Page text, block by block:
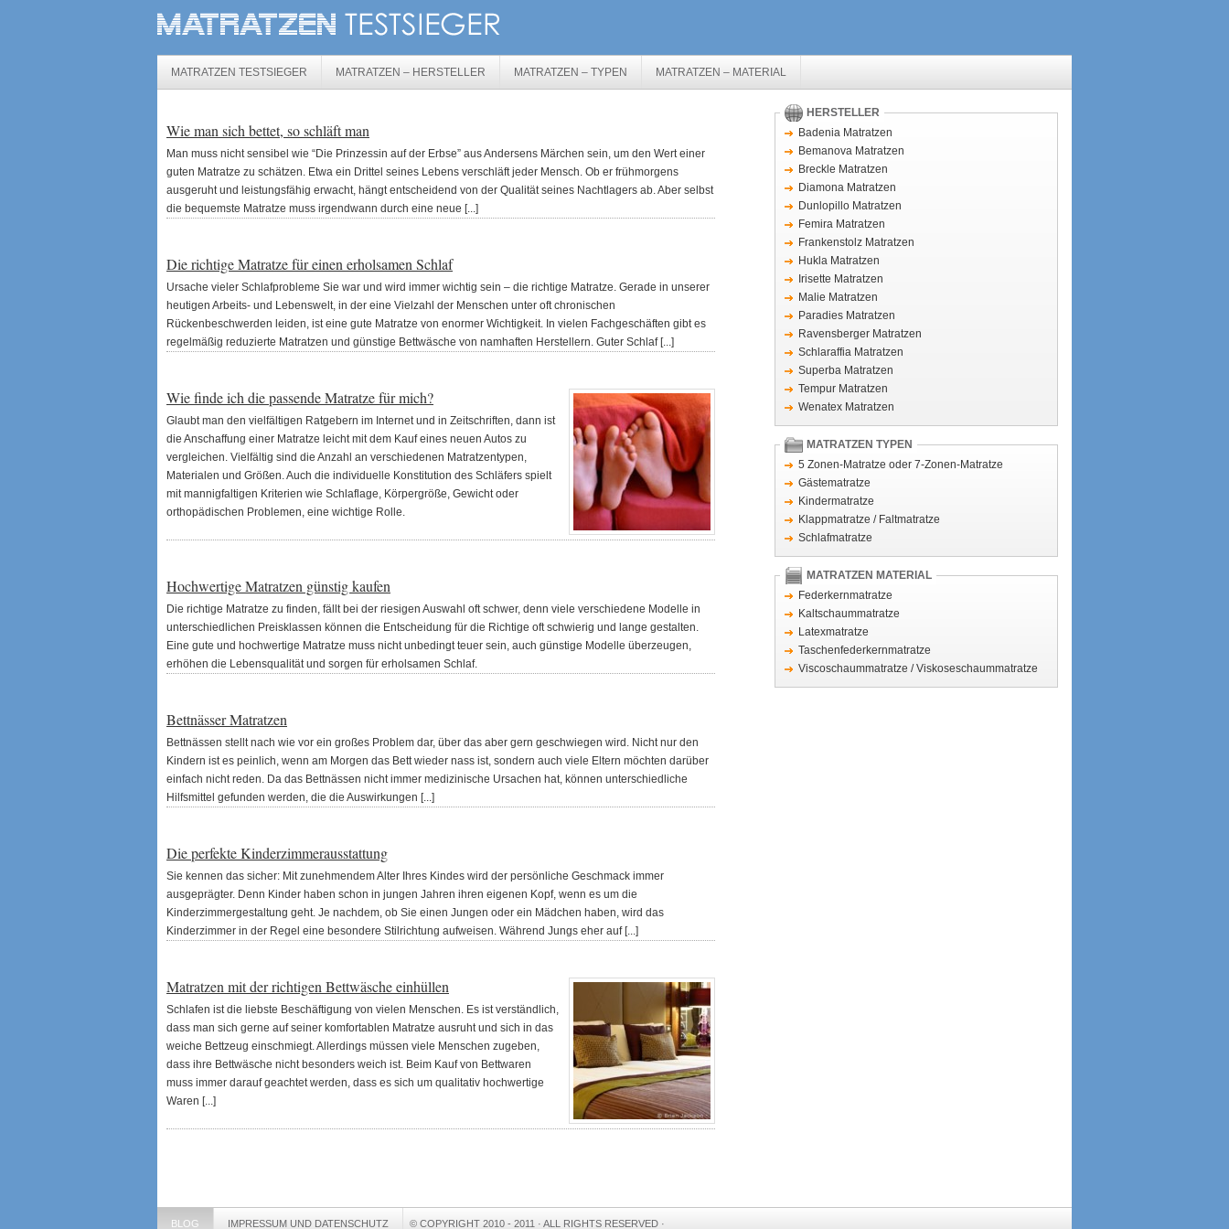
MATRATZEN TESTSIEGER MATRATZEN – HERSTELLER MATRATZEN – TYPEN MATRATZEN – MATERIAL
Wie man sich bettet, so schläft man
Man muss nicht sensibel wie “Die Prinzessin auf der Erbse” aus Andersens Märchen sein, um den Wert einer
guten Matratze zu schätzen. Etwa ein Drittel seines Lebens verschläft jeder Mensch. Ob er frühmorgens
ausgeruht und leistungsfähig erwacht, hängt entscheidend von der Qualität seines Nachtlagers ab. Aber selbst
die bequemste Matratze muss irgendwann durch eine neue [...]
Die richtige Matratze für einen erholsamen Schlaf
Ursache vieler Schlafprobleme Sie war und wird immer wichtig sein – die richtige Matratze. Gerade in unserer
heutigen Arbeits- und Lebenswelt, in der eine Vielzahl der Menschen unter oft chronischen
Rückenbeschwerden leiden, ist eine gute Matratze von enormer Wichtigkeit. In vielen Fachgeschäften gibt es
regelmäßig reduzierte Matratzen und günstige Bettwäsche von namhaften Herstellern. Guter Schlaf [...]
Wie finde ich die passende Matratze für mich?
Glaubt man den vielfältigen Ratgebern im Internet und in Zeitschriften, dann ist
die Anschaffung einer Matratze leicht mit dem Kauf eines neuen Autos zu
vergleichen. Vielfältig sind die Anzahl an verschiedenen Matratzentypen,
Materialen und Größen. Auch die individuelle Konstitution des Schläfers spielt
mit mannigfaltigen Kriterien wie Schlaflage, Körpergröße, Gewicht oder
orthopädischen Problemen, eine wichtige Rolle.
Hochwertige Matratzen günstig kaufen
Die richtige Matratze zu finden, fällt bei der riesigen Auswahl oft schwer, denn viele verschiedene Modelle in
unterschiedlichen Preisklassen können die Entscheidung für die Richtige oft schwierig und lange gestalten.
Eine gute und hochwertige Matratze muss nicht unbedingt teuer sein, auch günstige Modelle überzeugen,
erhöhen die Lebensqualität und sorgen für erholsamen Schlaf.
Bettnässer Matratzen
Bettnässen stellt nach wie vor ein großes Problem dar, über das aber gern geschwiegen wird. Nicht nur den
Kindern ist es peinlich, wenn am Morgen das Bett wieder nass ist, sondern auch viele Eltern möchten darüber
einfach nicht reden. Da das Bettnässen nicht immer medizinische Ursachen hat, können unterschiedliche
Hilfsmittel gefunden werden, die die Auswirkungen [...]
Die perfekte Kinderzimmerausstattung
Sie kennen das sicher: Mit zunehmendem Alter Ihres Kindes wird der persönliche Geschmack immer
ausgeprägter. Denn Kinder haben schon in jungen Jahren ihren eigenen Kopf, wenn es um die
Kinderzimmergestaltung geht. Je nachdem, ob Sie einen Jungen oder ein Mädchen haben, wird das
Kinderzimmer in der Regel eine besondere Stilrichtung aufweisen. Während Jungs eher auf [...]
Matratzen mit der richtigen Bettwäsche einhüllen
Schlafen ist die liebste Beschäftigung von vielen Menschen. Es ist verständlich,
dass man sich gerne auf seiner komfortablen Matratze ausruht und sich in das
weiche Bettzeug einschmiegt. Allerdings müssen viele Menschen zugeben,
dass ihre Bettwäsche nicht besonders weich ist. Beim Kauf von Bettwaren
muss immer darauf geachtet werden, dass es sich um qualitativ hochwertige
Waren [...]
HERSTELLER
Badenia Matratzen
Bemanova Matratzen
Breckle Matratzen
Diamona Matratzen
Dunlopillo Matratzen
Femira Matratzen
Frankenstolz Matratzen
Hukla Matratzen
Irisette Matratzen
Malie Matratzen
Paradies Matratzen
Ravensberger Matratzen
Schlaraffia Matratzen
Superba Matratzen
Tempur Matratzen
Wenatex Matratzen
MATRATZEN TYPEN
5 Zonen-Matratze oder 7-Zonen-Matratze
Gästematratze
Kindermatratze
Klappmatratze / Faltmatratze
Schlafmatratze
MATRATZEN MATERIAL
Federkernmatratze
Kaltschaummatratze
Latexmatratze
Taschenfederkernmatratze
Viscoschaummatratze / Viskoseschaummatratze
BLOG IMPRESSUM UND DATENSCHUTZ © COPYRIGHT 2010 - 2011 · ALL RIGHTS RESERVED ·